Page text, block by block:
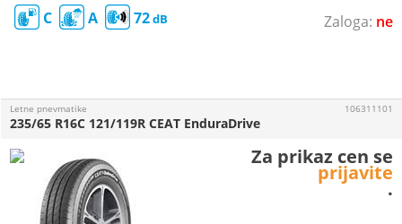
ne
C A 72
Letne pnevmatike
235/65 R16C 121/119R CEAT EnduraDrive
106311101
Za prikaz cen se
prijavite
.